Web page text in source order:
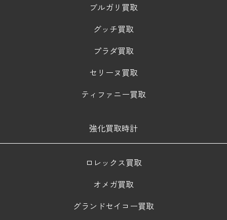
ブルガリ買取
グッチ買取
プラダ買取
セリーヌ買取
ティファニー買取
強化買取時計
ロレックス買取
オメガ買取
グランドセイコー買取